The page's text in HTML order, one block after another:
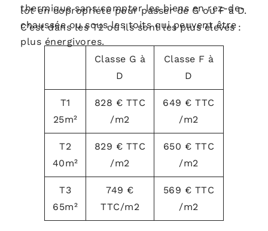
thermique sans compter les biens en rez-de-
chaussée ou sous les toits qui peuvent être
plus énergivores.
lot en copropriété pour passer de G ou F à D.
C’est dans les T2 où ils sont les plus élevés :
Classe G à
D
Classe F à
D
T1
25m²
828 € TTC
/m2
649 € TTC
/m2
T2
40m²
829 € TTC
/m2
650 € TTC
/m2
T3
65m²
749 €
TTC/m2
569 € TTC
/m2